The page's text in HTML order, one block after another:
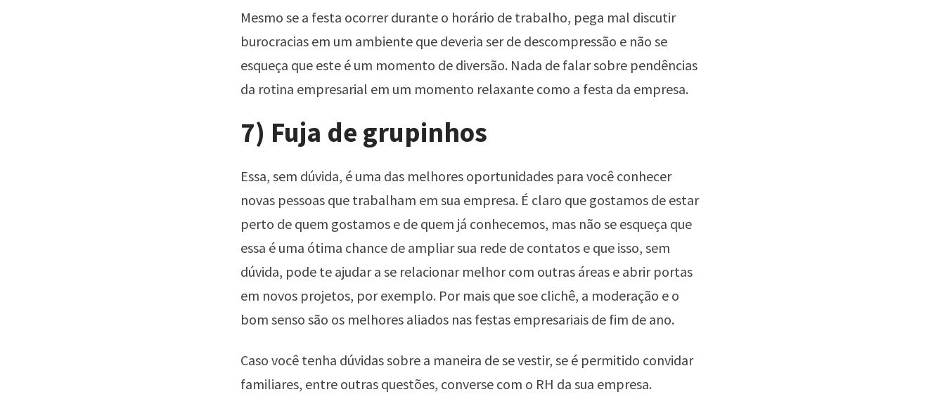
Mesmo se a festa ocorrer durante o horário de trabalho, pega mal discutir
burocracias em um ambiente que deveria ser de descompressão e não se
esqueça que este é um momento de diversão. Nada de falar sobre pendências
da rotina empresarial em um momento relaxante como a festa da empresa.
7) Fuja de grupinhos
Essa, sem dúvida, é uma das melhores oportunidades para você conhecer
novas pessoas que trabalham em sua empresa. É claro que gostamos de estar
perto de quem gostamos e de quem já conhecemos, mas não se esqueça que
essa é uma ótima chance de ampliar sua rede de contatos e que isso, sem
dúvida, pode te ajudar a se relacionar melhor com outras áreas e abrir portas
em novos projetos, por exemplo. Por mais que soe clichê, a moderação e o
bom senso são os melhores aliados nas festas empresariais de fim de ano.
Caso você tenha dúvidas sobre a maneira de se vestir, se é permitido convidar
familiares, entre outras questões, converse com o RH da sua empresa.